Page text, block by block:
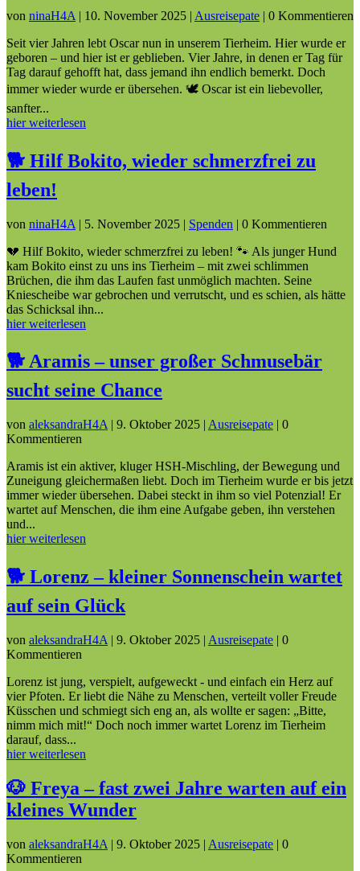
von ninaH4A | 10. November 2025 | Ausreisepate | 0 Kommentieren
Seit vier Jahren lebt Oscar nun in unserem Tierheim. Hier wurde er
geboren – und hier ist er geblieben. Vier Jahre, in denen er Tag für
Tag darauf gehofft hat, dass jemand ihn endlich bemerkt. Doch
immer wieder wurde er übersehen. 🕊️ Oscar ist ein liebevoller,
sanfter...
hier weiterlesen
🐕 Hilf Bokito, wieder schmerzfrei zu
leben!
von ninaH4A | 5. November 2025 | Spenden | 0 Kommentieren
💔 Hilf Bokito, wieder schmerzfrei zu leben! 🐾 Als junger Hund
kam Bokito einst zu uns ins Tierheim – mit zwei schlimmen
Brüchen, die ihm das Laufen fast unmöglich machten. Seine
Kniescheibe war gebrochen und verrutscht, und es schien, als hätte
das Schicksal ihn...
hier weiterlesen
🐕 Aramis – unser großer Schmusebär
sucht seine Chance
von aleksandraH4A | 9. Oktober 2025 | Ausreisepate | 0
Kommentieren
Aramis ist ein aktiver, kluger HSH-Mischling, der Bewegung und
Zuneigung gleichermaßen liebt. Doch im Tierheim wurde er bis jetzt
immer wieder übersehen. Dabei steckt in ihm so viel Potenzial! Er
wartet auf Menschen, die ihm eine Aufgabe geben, ihn verstehen
und...
hier weiterlesen
🐕 Lorenz – kleiner Sonnenschein wartet
auf sein Glück
von aleksandraH4A | 9. Oktober 2025 | Ausreisepate | 0
Kommentieren
Lorenz ist jung, verspielt, aufgeweckt - und einfach ein Herz auf
vier Pfoten. Er liebt die Nähe zu Menschen, verteilt voller Freude
Küsschen und schmiegt sich eng an, als wollte er sagen: „Bitte,
nimm mich mit!“ Doch noch immer wartet Lorenz im Tierheim
darauf, dass...
hier weiterlesen
🐶 Freya – fast zwei Jahre warten auf ein
kleines Wunder
von aleksandraH4A | 9. Oktober 2025 | Ausreisepate | 0
Kommentieren